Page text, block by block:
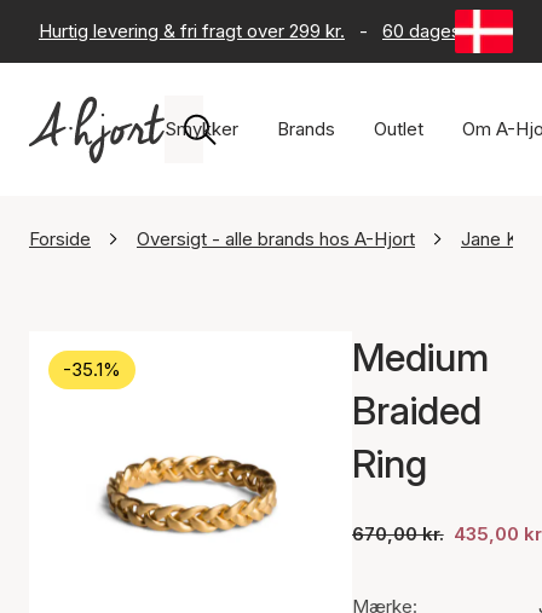
Hurtig levering & fri fragt over 299 kr. - 60 dages returret
Smykker Brands Outlet Om A-
Forside Oversigt - alle brands hos A-Hjort Jane
-35.1%
Medium
Braided
Ring
670,00 kr. 435,00
Mærke: